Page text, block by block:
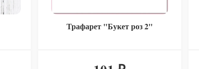
Трафарет "Букет роз 2"